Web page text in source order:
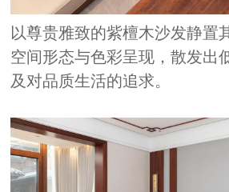
以尊贵雅致的紫檀木沙发静置
空间形态与色彩呈现，散发出
及对品质生活的追求。